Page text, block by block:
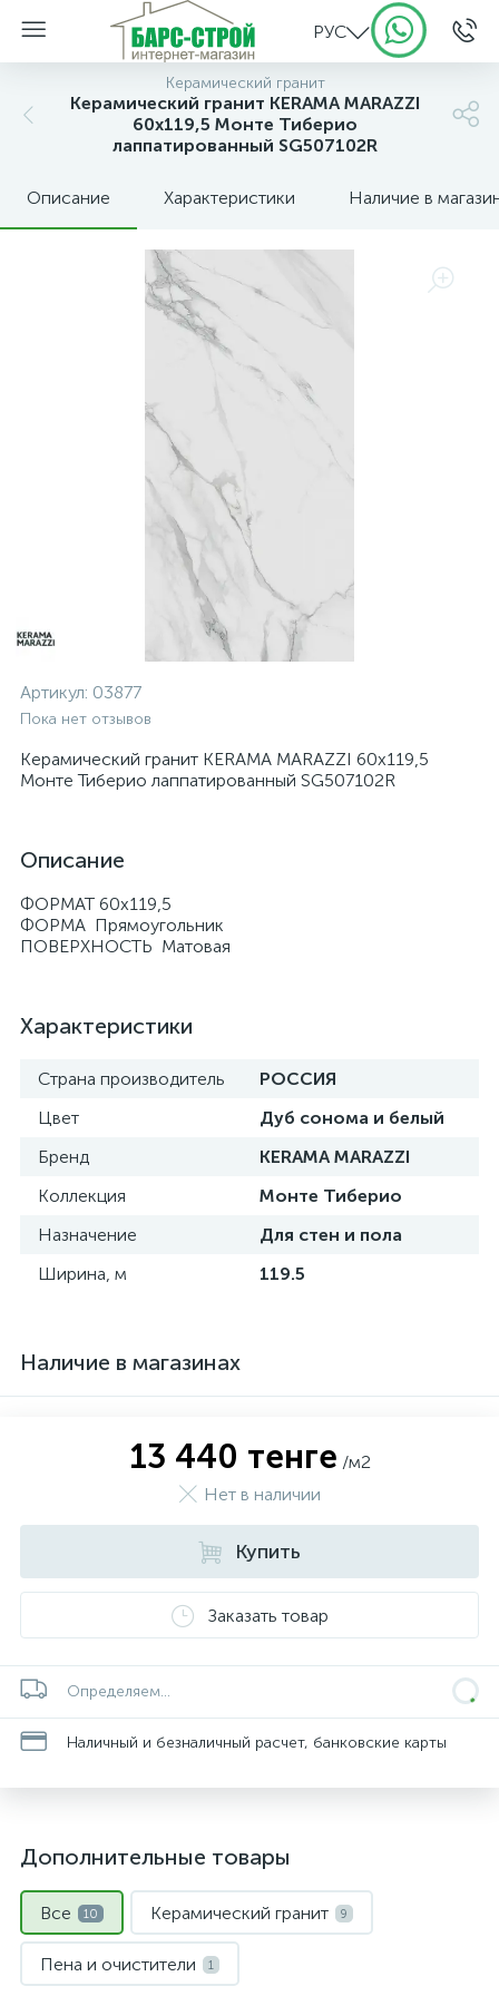
РУС
Керамический гранит
Керамический гранит KERAMA MARAZZI
60х119,5 Монте Тиберио
лаппатированный SG507102R
Описание Характеристики Наличие в
Артикул: 03877
Пока нет отзывов
Керамический гранит KERAMA MARAZZI 60х119,5
Монте Тиберио лаппатированный SG507102R
Описание
ФОРМАТ 60x119,5
ФОРМА Прямоугольник
ПОВЕРХНОСТЬ Матовая
Характеристики
Страна производитель
РОССИЯ
Цвет
Дуб сонома и белый
Бренд
KERAMA MARAZZI
Коллекция
Монте Тиберио
Назначение
Для стен и пола
Ширина, м
119.5
Наличие в магазинах
13 440 тенге /м2
Нет в наличии
Купить
Заказать товар
Определяем...
Наличный и безналичный расчет, банковские карты
Дополнительные товары
Все 10 Керамический гранит 9
Пена и очистители 1